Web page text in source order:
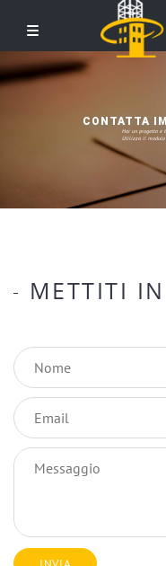
CONTATTA
Hai un progetto e
Utilizza il modulo
METTITI